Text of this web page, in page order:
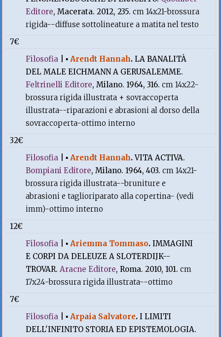
Editore, Macerata. 2012, 235.cm 14x21-brossura
rigida--diffuse sottolineature a matita nel testo
7€
Filosofia |▪Arendt Hannah.LA BANALITÀ
DEL MALE EICHMANN A GERUSALEMME.
Feltrinelli Editore, Milano. 1964, 316.cm 14x22-
brossura rigida illustrata + sovraccoperta
illustrata--riparazioni e abrasioni al dorso della
sovraccoperta-ottimo interno
32€
Filosofia |▪Arendt Hannah.VITA ACTIVA.
Bompiani Editore, Milano. 1964, 403.cm 14x21-
brossura rigida illustrata--bruniture e
abrasioni e taglioriparato alla copertina- (vedi
imm)-ottimo interno
12€
Filosofia |▪Ariemma Tommaso.IMMAGINI
E CORPI DA DELEUZE A SLOTERDIJK--
TROVAR.Aracne Editore, Roma. 2010, 101.cm
17x24-brossura rigida illustrata--ottimo
7€
Filosofia |▪Arpaia Salvatore.I LIMITI
DELL'INFINITO STORIA ED EPISTEMOLOGIA.